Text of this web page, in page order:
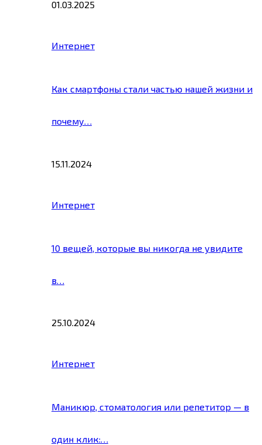
01.03.2025
Интернет
Как смартфоны стали частью нашей жизни и
почему…
15.11.2024
Интернет
10 вещей, которые вы никогда не увидите
в…
25.10.2024
Интернет
Маникюр, стоматология или репетитор — в
один клик:…